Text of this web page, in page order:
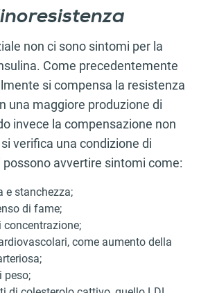
non ci sono sintomi per la
Come precedentemente
si compensa la resistenza
una maggiore produzione di
invece la compensazione non
verifica una condizione di
possono avvertire sintomi come:
e stanchezza;
di fame;
come aumento della
peso;